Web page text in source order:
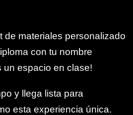
de materiales personalizado
con tu nombre
un espacio en clase!
y llega lista para
esta experiencia única.